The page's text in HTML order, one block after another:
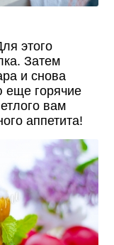
этого
Затем
и снова
еще горячие
вам
аппетита!